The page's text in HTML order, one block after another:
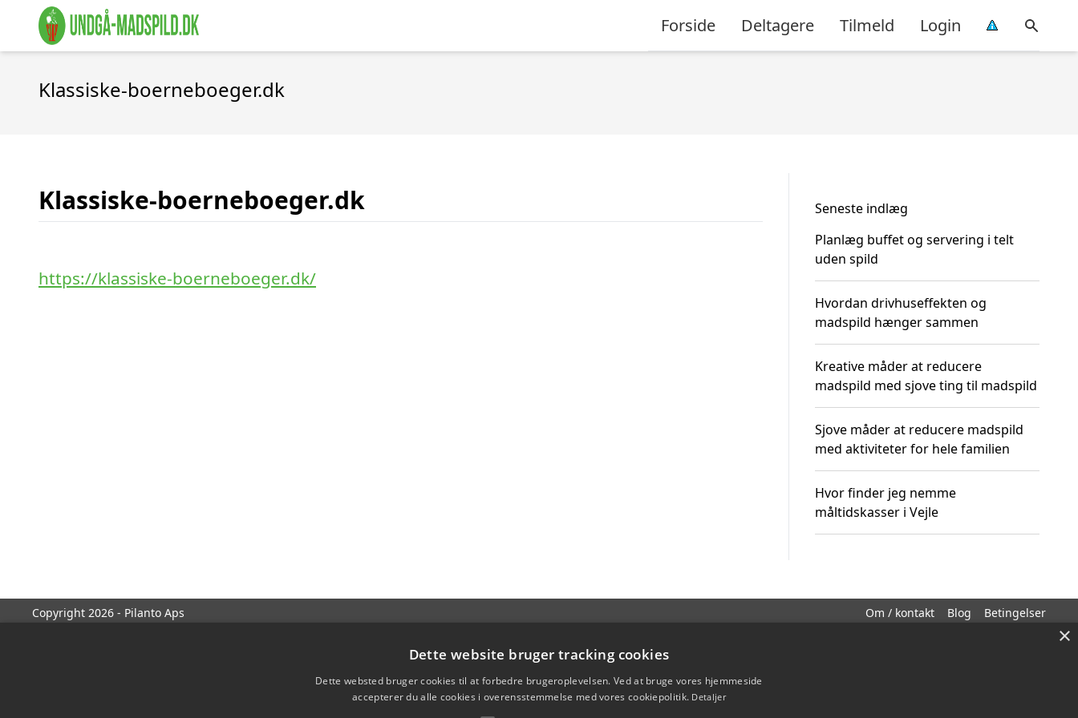
Forside Deltagere Tilmeld Login
Klassiske-boerneboeger.dk
Klassiske-boerneboeger.dk
https://klassiske-boerneboeger.dk/
Seneste indlæg
Planlæg buffet og servering i telt
uden spild
Hvordan drivhuseffekten og
madspild hænger sammen
Kreative måder at reducere
madspild med sjove ting til madspild
Sjove måder at reducere madspild
med aktiviteter for hele familien
Hvor finder jeg nemme
måltidskasser i Vejle
Copyright 2026 - Pilanto Aps Om / kontakt Blog Betingelser
×
Dette website bruger tracking cookies
Dette websted bruger cookies til at forbedre brugeroplevelsen. Ved at bruge vores hjemmeside
accepterer du alle cookies i overensstemmelse med vores cookiepolitik. Detaljer